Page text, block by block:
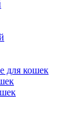
для кошек